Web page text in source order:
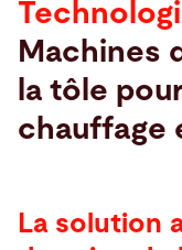
Machines
la tôle
chauffage
La solution